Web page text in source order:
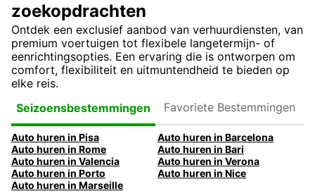
zoekopdrachten
Ontdek een exclusief aanbod van verhuurdiensten, van
premium voertuigen tot flexibele langetermijn- of
eenrichtingsopties. Een ervaring die is ontworpen om
comfort, flexibiliteit en uitmuntendheid te bieden op
elke reis.
Seizoensbestemmingen
Bestemmingen
Auto huren in Pisa
Auto huren in Barcelona
Auto huren in Rome
Auto huren in Bari
Auto huren in Valencia
Auto huren in Verona
Auto huren in Porto
Auto huren in Nice
Auto huren in Marseille